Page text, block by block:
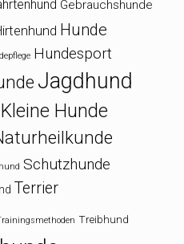
Gebrauchshunde
Hunde
Hundesport
Jagdhund
Kleine Hunde
Schutzhunde
Terrier
Treibhund